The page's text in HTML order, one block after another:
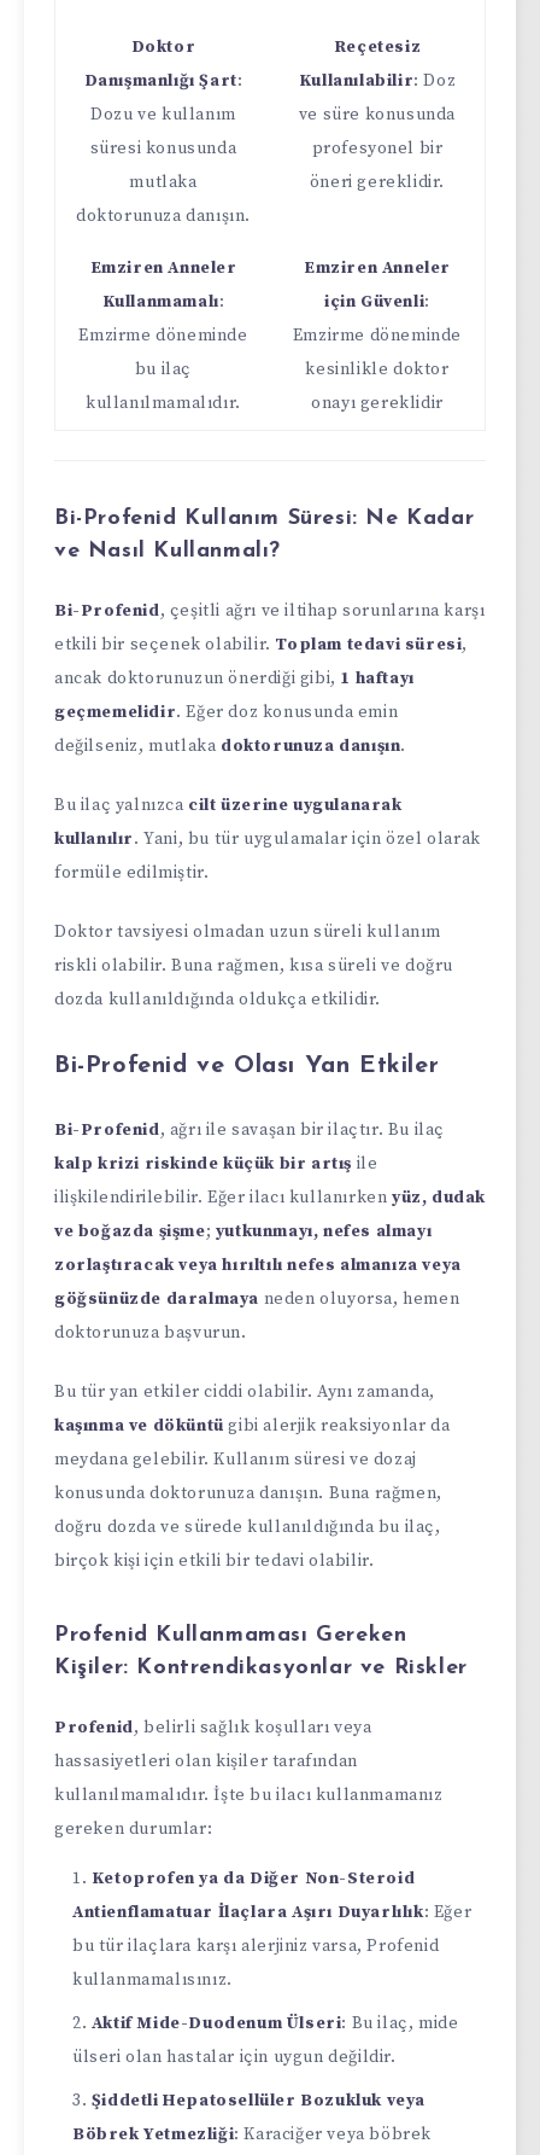
Doktor
Danışmanlığı Şart:
Dozu ve kullanım
süresi konusunda
mutlaka
doktorunuza danışın.
Reçetesiz
Kullanılabilir: Doz
ve süre konusunda
profesyonel bir
öneri gereklidir.
Emziren Anneler
Kullanmamalı:
Emzirme döneminde
bu ilaç
kullanılmamalıdır.
Emziren Anneler
için Güvenli:
Emzirme döneminde
kesinlikle doktor
onayı gereklidir
Bi-Profenid Kullanım Süresi: Ne Kadar
ve Nasıl Kullanmalı?
Bi-Profenid, çeşitli ağrı ve iltihap sorunlarına karşı
etkili bir seçenek olabilir. Toplam tedavi süresi,
ancak doktorunuzun önerdiği gibi, 1 haftayı
geçmemelidir. Eğer doz konusunda emin
değilseniz, mutlaka doktorunuza danışın.
Bu ilaç yalnızca cilt üzerine uygulanarak
kullanılır. Yani, bu tür uygulamalar için özel olarak
formüle edilmiştir.
Doktor tavsiyesi olmadan uzun süreli kullanım
riskli olabilir. Buna rağmen, kısa süreli ve doğru
dozda kullanıldığında oldukça etkilidir.
Bi-Profenid ve Olası Yan Etkiler
Bi-Profenid, ağrı ile savaşan bir ilaçtır. Bu ilaç
kalp krizi riskinde küçük bir artış ile
ilişkilendirilebilir. Eğer ilacı kullanırken yüz, dudak
ve boğazda şişme; yutkunmayı, nefes almayı
zorlaştıracak veya hırıltılı nefes almanıza veya
göğsünüzde daralmaya neden oluyorsa, hemen
doktorunuza başvurun.
Bu tür yan etkiler ciddi olabilir. Aynı zamanda,
kaşınma ve döküntü gibi alerjik reaksiyonlar da
meydana gelebilir. Kullanım süresi ve dozaj
konusunda doktorunuza danışın. Buna rağmen,
doğru dozda ve sürede kullanıldığında bu ilaç,
birçok kişi için etkili bir tedavi olabilir.
Profenid Kullanmaması Gereken
Kişiler: Kontrendikasyonlar ve Riskler
Profenid, belirli sağlık koşulları veya
hassasiyetleri olan kişiler tarafından
kullanılmamalıdır. İşte bu ilacı kullanmamanız
gereken durumlar:
Ketoprofen ya da Diğer Non-Steroid
Antienflamatuar İlaçlara Aşırı Duyarlılık: Eğer
bu tür ilaçlara karşı alerjiniz varsa, Profenid
kullanmamalısınız.
Aktif Mide-Duodenum Ülseri: Bu ilaç, mide
ülseri olan hastalar için uygun değildir.
Şiddetli Hepatosellüler Bozukluk veya
Böbrek Yetmezliği: Karaciğer veya böbrek